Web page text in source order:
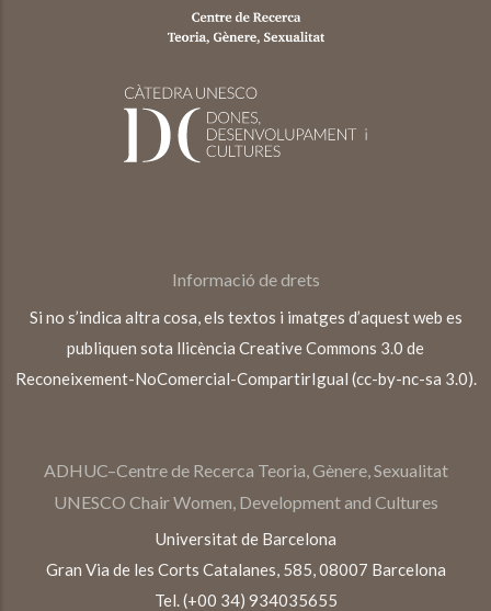
Informació de drets
Si no s’indica altra cosa, els textos i imatges d’aquest web es
publiquen sota llicència Creative Commons 3.0 de
Reconeixement-NoComercial-CompartirIgual (cc-by-nc-sa 3.0).
ADHUC–Centre de Recerca Teoria, Gènere, Sexualitat
UNESCO Chair Women, Development and Cultures
Universitat de Barcelona
Gran Via de les Corts Catalanes, 585, 08007 Barcelona
Tel. (+00 34) 934035655